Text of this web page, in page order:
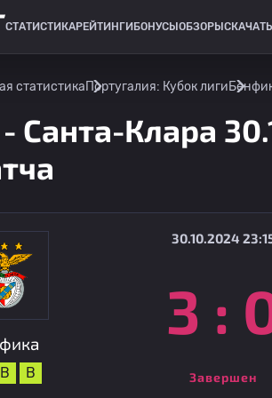
СТАТИСТИКАРЕЙТИНГИ БОНУСЫ ОБЗОРЫ СКАЧАТЬ
статистикаПортугалия: Кубок лиги
Санта-Клара
В В
30.10.2024
3 :
Завершен